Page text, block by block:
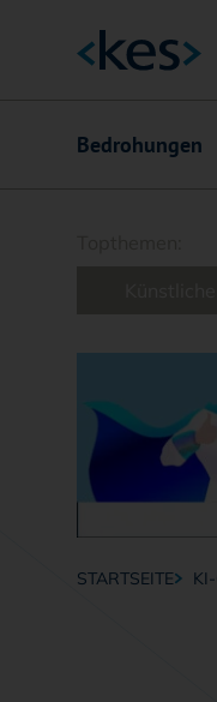
Bedrohungen
Breadcrumb-
STARTSEITE